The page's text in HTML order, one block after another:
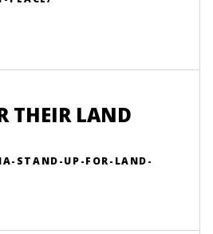
THEIR LAND
STAND-UP-FOR-LAND-